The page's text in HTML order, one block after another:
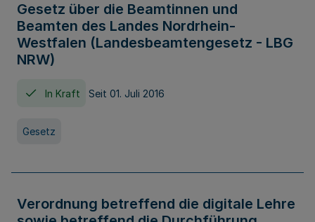
Gesetz über die Beamtinnen und
Beamten des Landes Nordrhein-
Westfalen (Landesbeamtengesetz - LBG
NRW)
In Kraft Seit 01. Juli 2016
Gesetz
Verordnung betreffend die digitale Lehre